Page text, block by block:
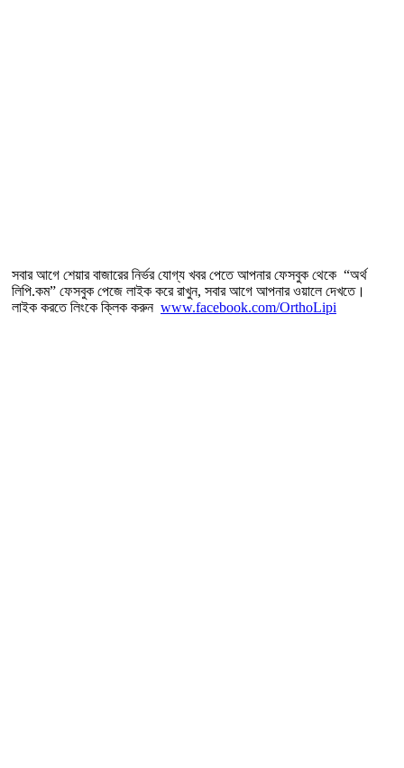
সবার আগে শেয়ার বাজারের নির্ভর যোগ্য খবর পেতে আপনার ফেসবুক থেকে “অর্থ
লিপি.কম” ফেসবুক পেজে লাইক করে রাখুন, সবার আগে আপনার ওয়ালে দেখতে।
লাইক করতে লিংকে ক্লিক করুন www.facebook.com/OrthoLipi